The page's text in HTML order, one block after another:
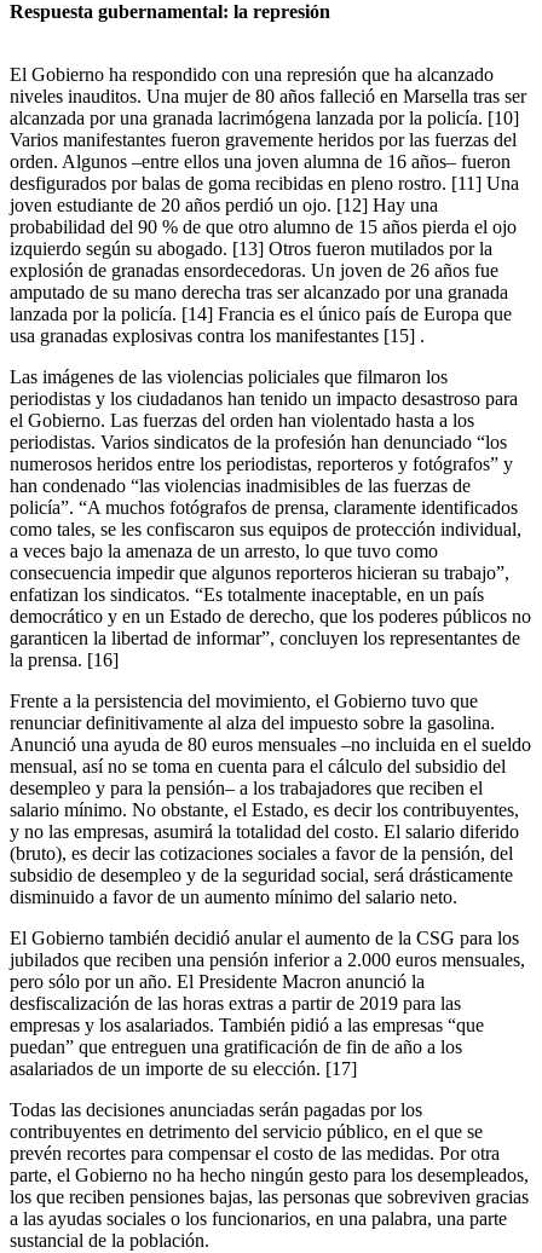
Respuesta gubernamental: la represión
El Gobierno ha respondido con una represión que ha alcanzado
niveles inauditos. Una mujer de 80 años falleció en Marsella tras ser
alcanzada por una granada lacrimógena lanzada por la policía. [10]
Varios manifestantes fueron gravemente heridos por las fuerzas del
orden. Algunos –entre ellos una joven alumna de 16 años– fueron
desfigurados por balas de goma recibidas en pleno rostro. [11] Una
joven estudiante de 20 años perdió un ojo. [12] Hay una
probabilidad del 90 % de que otro alumno de 15 años pierda el ojo
izquierdo según su abogado. [13] Otros fueron mutilados por la
explosión de granadas ensordecedoras. Un joven de 26 años fue
amputado de su mano derecha tras ser alcanzado por una granada
lanzada por la policía. [14] Francia es el único país de Europa que
usa granadas explosivas contra los manifestantes [15] .
Las imágenes de las violencias policiales que filmaron los
periodistas y los ciudadanos han tenido un impacto desastroso para
el Gobierno. Las fuerzas del orden han violentado hasta a los
periodistas. Varios sindicatos de la profesión han denunciado “los
numerosos heridos entre los periodistas, reporteros y fotógrafos” y
han condenado “las violencias inadmisibles de las fuerzas de
policía”. “A muchos fotógrafos de prensa, claramente identificados
como tales, se les confiscaron sus equipos de protección individual,
a veces bajo la amenaza de un arresto, lo que tuvo como
consecuencia impedir que algunos reporteros hicieran su trabajo”,
enfatizan los sindicatos. “Es totalmente inaceptable, en un país
democrático y en un Estado de derecho, que los poderes públicos no
garanticen la libertad de informar”, concluyen los representantes de
la prensa. [16]
Frente a la persistencia del movimiento, el Gobierno tuvo que
renunciar definitivamente al alza del impuesto sobre la gasolina.
Anunció una ayuda de 80 euros mensuales –no incluida en el sueldo
mensual, así no se toma en cuenta para el cálculo del subsidio del
desempleo y para la pensión– a los trabajadores que reciben el
salario mínimo. No obstante, el Estado, es decir los contribuyentes,
y no las empresas, asumirá la totalidad del costo. El salario diferido
(bruto), es decir las cotizaciones sociales a favor de la pensión, del
subsidio de desempleo y de la seguridad social, será drásticamente
disminuido a favor de un aumento mínimo del salario neto.
El Gobierno también decidió anular el aumento de la CSG para los
jubilados que reciben una pensión inferior a 2.000 euros mensuales,
pero sólo por un año. El Presidente Macron anunció la
desfiscalización de las horas extras a partir de 2019 para las
empresas y los asalariados. También pidió a las empresas “que
puedan” que entreguen una gratificación de fin de año a los
asalariados de un importe de su elección. [17]
Todas las decisiones anunciadas serán pagadas por los
contribuyentes en detrimento del servicio público, en el que se
prevén recortes para compensar el costo de las medidas. Por otra
parte, el Gobierno no ha hecho ningún gesto para los desempleados,
los que reciben pensiones bajas, las personas que sobreviven gracias
a las ayudas sociales o los funcionarios, en una palabra, una parte
sustancial de la población.